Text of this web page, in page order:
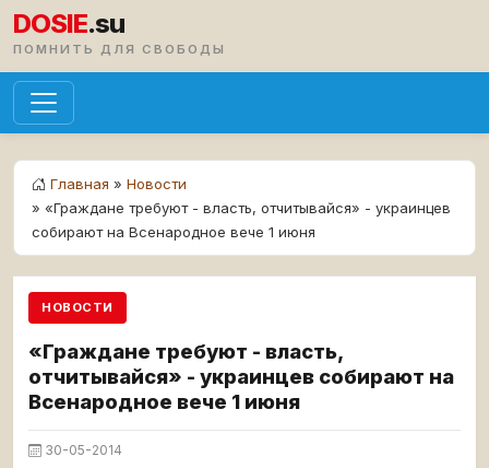
DOSIE.su
ПОМНИТЬ ДЛЯ СВОБОДЫ
Главная » Новости
» «Граждане требуют - власть, отчитывайся» - украинцев
собирают на Всенародное вече 1 июня
НОВОСТИ
«Граждане требуют - власть,
отчитывайся» - украинцев собирают на
Всенародное вече 1 июня
30-05-2014